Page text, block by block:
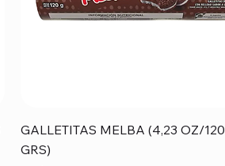
Vista rápida
GALLETITAS MELBA (4,23 OZ/120
GRS)